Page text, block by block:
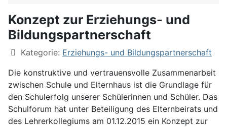
Konzept zur Erziehungs- und
Bildungspartnerschaft
Kategorie: Erziehungs- und Bildungspartnerschaft
Die konstruktive und vertrauensvolle Zusammenarbeit
zwischen Schule und Elternhaus ist die Grundlage für
den Schulerfolg unserer Schülerinnen und Schüler. Das
Schulforum hat unter Beteiligung des Elternbeirats und
des Lehrerkollegiums am 01.12.2015 ein Konzept zur